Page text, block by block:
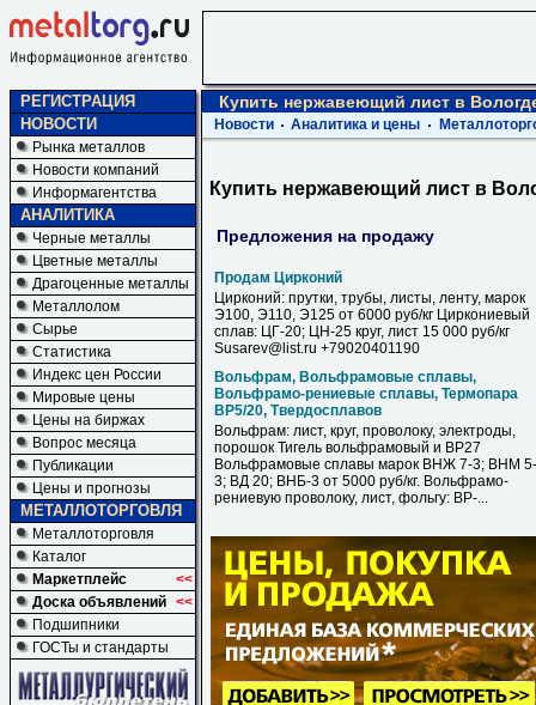
РЕГИСТРАЦИЯ
НОВОСТИ
Рынка металлов
Новости компаний
Информагентства
АНАЛИТИКА
Черные металлы
Цветные металлы
Драгоценные металлы
Металлолом
Сырье
Статистика
Индекс цен России
Мировые цены
Цены на биржах
Вопрос месяца
Публикации
Цены и прогнозы
МЕТАЛЛОТОРГОВЛЯ
Металлоторговля
Каталог
Маркетплейс
<<
Доска объявлений <<
Подшипники
ГОСТы и стандарты
Купить нержавеющий лист в
Новости Аналитика и цены
Купить нержавеющий лист в
Предложения на продажу
Продам Цирконий
Цирконий: прутки, трубы, листы, ленту, марок
Э100, Э110, Э125 от 6000 руб/кг Циркониевый
сплав: ЦГ-20; ЦН-25 круг, лист 15 000 руб/кг
Susarev@list.ru +79020401190
Вольфрам, Вольфрамовые сплавы,
Вольфрамо-рениевые сплавы, Термопара
ВР5/20, Твердосплавов
Вольфрам: лист, круг, проволоку, электроды,
порошок Тигель вольфрамовый и ВР27
Вольфрамовые сплавы марок ВНЖ 7-3; ВНМ 5-
3; ВД 20; ВНБ-3 от 5000 руб/кг. Вольфрамо-
рениевую проволоку, лист, фольгу: ВР-...